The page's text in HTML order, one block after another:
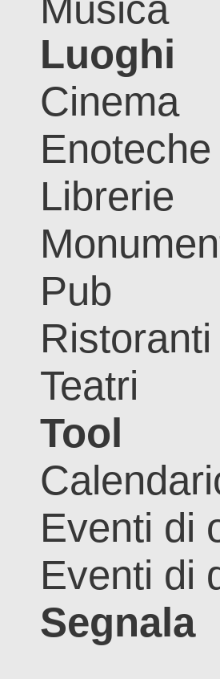
Musica
Luoghi
Cinema
Enoteche
Librerie
Pub
Ristoranti
Teatri
Tool
Eventi di
Eventi di
Segnala